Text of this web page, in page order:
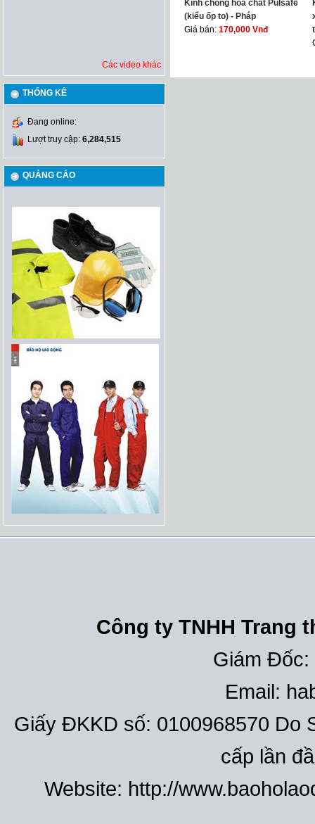
Các video khác
THỐNG KÊ
Đang online:
Lượt truy cập: 6,284,515
QUẢNG CÁO
Kính chống hóa chất Pulsafe
(kiểu ốp to) - Pháp
Giá bán: 170,000 Vnđ
Công ty TNHH Trang
Giám Đốc:
Email:
Giấy ĐKKD số: 0100968570 Do
cấp lần
Website: http://